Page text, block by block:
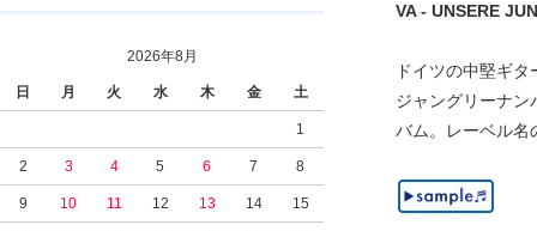
2026年8月
日 月 火 水 木 金 土
1
2 3 4 5 6 7 8
9 10 11 12 13 14 15
VA - UNSERE
ドイツの中堅ギ
ジャングリーナ
バム。レーベル名